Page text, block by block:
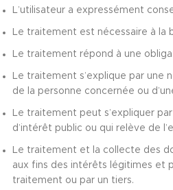
L’utilisateur a expressément
Le traitement est nécessaire à la
Le traitement répond à une
Le traitement s’explique par une
de la personne concernée ou
Le traitement peut s’expliquer
d’intérêt public ou qui relève de
Le traitement et la collecte des
aux fins des intérêts légitimes et
traitement ou par un tiers.